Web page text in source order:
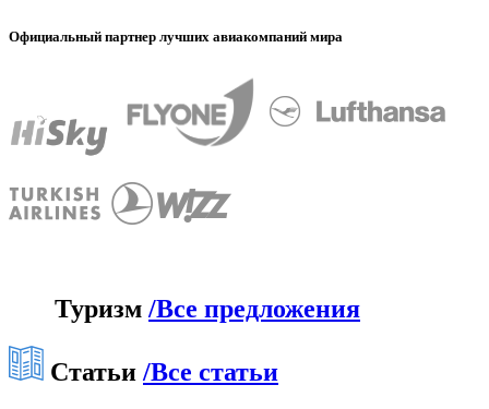
Официальный партнер лучших авиакомпаний мира
Туризм /Все предложения
Статьи /Все статьи